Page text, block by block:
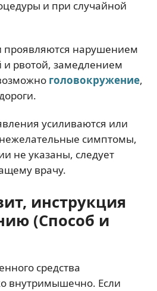
и при случайной
проявляются нарушением
и рвотой, замедлением
головокружение,
усиливаются или
симптомы,
не указаны, следует
врачу.
инструкция
(Способ и
средства
внутримышечно. Если